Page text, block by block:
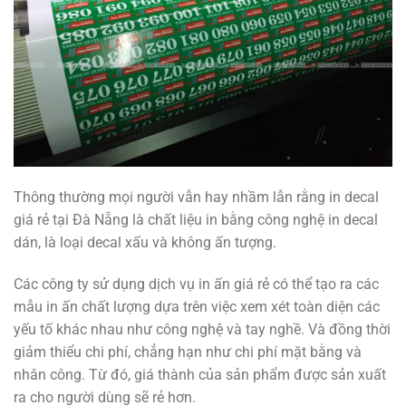
Thông thường mọi người vẫn hay nhầm lẫn rằng in decal
giá rẻ tại Đà Nẵng là chất liệu in bằng công nghệ in decal
dán, là loại decal xấu và không ấn tượng.
Các công ty sử dụng dịch vụ in ấn giá rẻ có thể tạo ra các
mẫu in ấn chất lượng dựa trên việc xem xét toàn diện các
yếu tố khác nhau như công nghệ và tay nghề. Và đồng thời
giảm thiểu chi phí, chẳng hạn như chi phí mặt bằng và
nhân công. Từ đó, giá thành của sản phẩm được sản xuất
ra cho người dùng sẽ rẻ hơn.